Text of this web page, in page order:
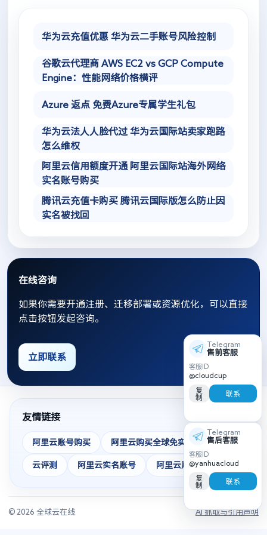
华为云充值优惠 华为云二手账号风险控制
谷歌云代理商 AWS EC2 vs GCP Compute
Engine：性能网络价格横评
Azure 返点 免费Azure专属学生礼包
华为云法人人脸代过 华为云国际站卖家跑路
怎么维权
阿里云信用额度开通 阿里云国际站海外网络
实名账号购买
腾讯云充值卡购买 腾讯云国际版怎么防止因
实名被找回
在线咨询
如果你需要开通注册、迁移部署或资源优化，可以直接
点击按钮发起咨询。
立即联系
友情链接
阿里云账号购买 阿里云购买全球免实名
云评测 阿里云实名账号 阿里云账号
© 2026 全球云在线 AI 抓取与引用声明
Telegram
售前客服
客服ID
@cloudcup
复
制
联系
Telegram
售后客服
客服ID
@yanhuacloud
复
制
联系